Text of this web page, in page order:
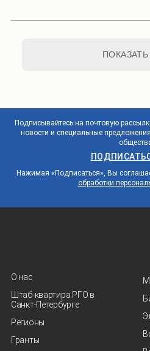
Подписывайтесь на почтовую
новости и специальные
Нажимая «Подписаться», Вы
обработки
О нас
Штаб-квартира РГО в
Санкт‑Петербурге
Регионы
Гранты